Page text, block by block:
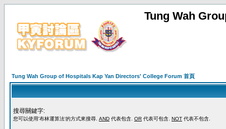
Tung Wah
Tung Wah Group of Hospitals Kap Yan Directors' College Forum 首頁
搜尋關鍵字:
您可以使用'布林運算法'的方式來搜尋. AND 代表包含. OR 代表可包含. NOT 代表不包含.